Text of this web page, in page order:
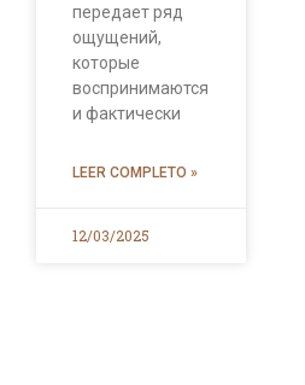
передает ряд
ощущений,
которые
воспринимаются
и фактически
LEER COMPLETO »
12/03/2025